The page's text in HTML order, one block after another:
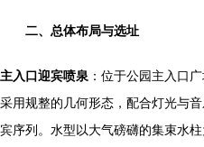
二、总体布局与选址
主入口迎宾喷泉 ：位于公园主入口
采用规整的几何形态，配合灯光与
宾序列。水型以大气磅礴的集束水